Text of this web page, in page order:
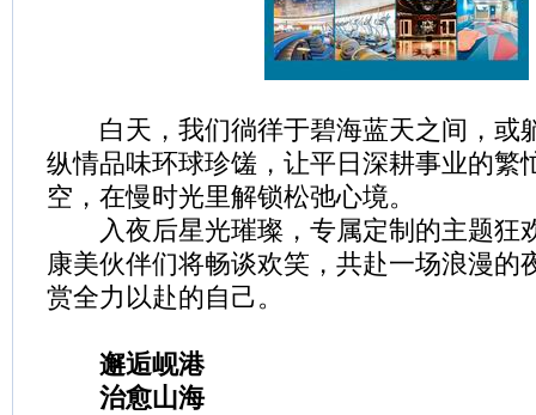
白天，我们徜徉于碧海蓝天之间，或
纵情品味环球珍馐，让平日深耕事业的繁
空，在慢时光里解锁松弛心境。
入夜后星光璀璨，专属定制的主题狂
康美伙伴们将畅谈欢笑，共赴一场浪漫的
赏全力以赴的自己。
邂逅岘港
治愈山海